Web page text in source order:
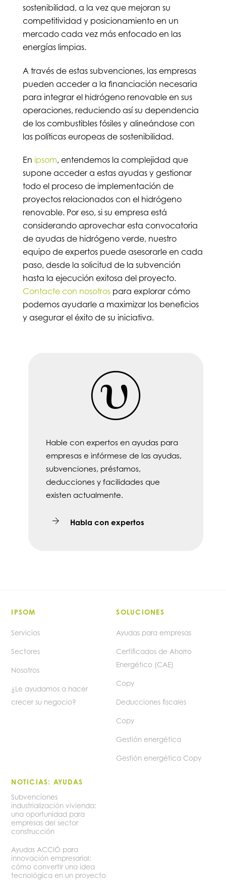
sostenibilidad, a la vez que mejoran su
competitividad y posicionamiento en un
mercado cada vez más enfocado en las
energías limpias.
A través de estas subvenciones, las empresas
pueden acceder a la financiación necesaria
para integrar el hidrógeno renovable en sus
operaciones, reduciendo así su dependencia
de los combustibles fósiles y alineándose con
las políticas europeas de sostenibilidad.
En ipsom, entendemos la complejidad que
supone acceder a estas ayudas y gestionar
todo el proceso de implementación de
proyectos relacionados con el hidrógeno
renovable. Por eso, si su empresa está
considerando aprovechar esta convocatoria
de ayudas de hidrógeno verde, nuestro
equipo de expertos puede asesorarle en cada
paso, desde la solicitud de la subvención
hasta la ejecución exitosa del proyecto.
Contacte con nosotrospara explorar cómo
podemos ayudarle a maximizar los beneficios
y asegurar el éxito de su iniciativa.
Hable con expertos en ayudas para
empresas e infórmese de las ayudas,
subvenciones, préstamos,
deducciones y facilidades que
existen actualmente.
Habla con expertos
IPSOM
Servicios
Sectores
Nosotros
¿Le ayudamos a hacer
crecer su negocio?
SOLUCIONES
Ayudas para empresas
Certificados de Ahorro
Energético (CAE)
Copy
Deducciones fiscales
Copy
Gestión energética
Gestión energética Copy
NOTICIAS: AYUDAS
Subvenciones
industrialización vivienda:
una oportunidad para
empresas del sector
construcción
Ayudas ACCIÓ para
innovación empresarial:
cómo convertir una idea
tecnológica en un proyecto